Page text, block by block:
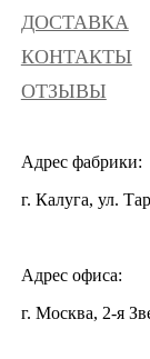
ДОСТАВКА
КОНТАКТЫ
ОТЗЫВЫ
Адрес фабрики:
г. Калуга, ул.
Адрес офиса:
г. Москва, 2-я